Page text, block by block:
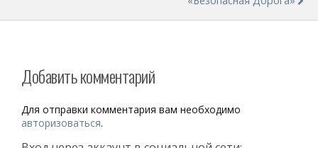
Добавить комментарий
Для отправки комментария вам необходимо
авторизоваться.